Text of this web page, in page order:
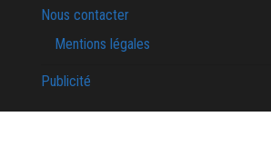
Nous contacter
Mentions légales
Publicité